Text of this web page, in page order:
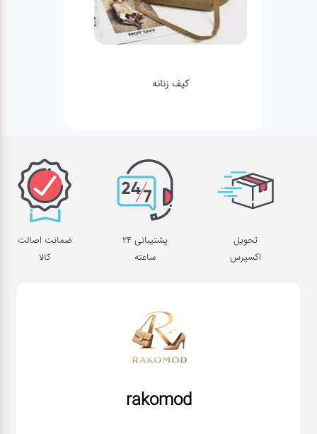
کیف زنانه
تحویل
اکسپرس
پشتیبانی 24
ساعته
ضمانت اصالت
کالا
rakomod